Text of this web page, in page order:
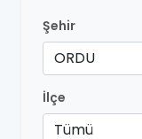
Şehir
ORDU
İlçe
Tümü